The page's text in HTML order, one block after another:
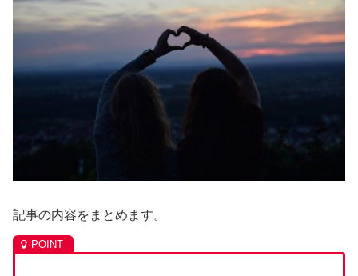
記事の内容をまとめます。